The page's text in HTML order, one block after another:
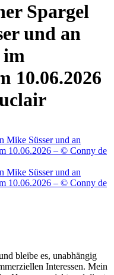
Spargel
und an
im
10.06.2026
bleibe es, unabhängig
Interessen. Mein